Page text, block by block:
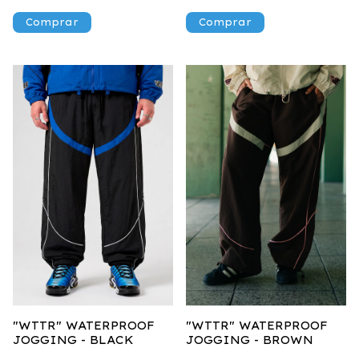
Comprar Comprar
"WTTR" WATERPROOF
JOGGING - BLACK
"WTTR" WATERPROOF
JOGGING - BROWN